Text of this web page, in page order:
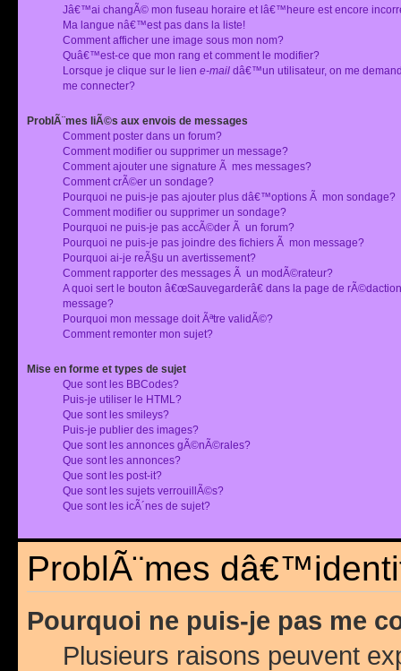
Jâ€™ai changÃ© mon fuseau horaire et lâ€™heure est encore
Ma langue nâ€™est pas dans la liste!
Comment afficher une image sous mon nom?
Quâ€™est-ce que mon rang et comment le modifier?
Lorsque je clique sur le lien e-mail dâ€™un utilisateur, on me
me connecter?
ProblÃ¨mes liÃ©s aux envois de messages
Comment poster dans un forum?
Comment modifier ou supprimer un message?
Comment ajouter une signature Ã mes messages?
Comment crÃ©er un sondage?
Pourquoi ne puis-je pas ajouter plus dâ€™options Ã mon sondage?
Comment modifier ou supprimer un sondage?
Pourquoi ne puis-je pas accÃ©der Ã un forum?
Pourquoi ne puis-je pas joindre des fichiers Ã mon message?
Pourquoi ai-je reÃ§u un avertissement?
Comment rapporter des messages Ã un modÃ©rateur?
A quoi sert le bouton â€œSauvegarderâ€ dans la page de
message?
Pourquoi mon message doit Ãªtre validÃ©?
Comment remonter mon sujet?
Mise en forme et types de sujet
Que sont les BBCodes?
Puis-je utiliser le HTML?
Que sont les smileys?
Puis-je publier des images?
Que sont les annonces gÃ©nÃ©rales?
Que sont les annonces?
Que sont les post-it?
Que sont les sujets verrouillÃ©s?
Que sont les icÃ´nes de sujet?
ProblÃ¨mes
Pourquoi ne puis-je pas me
Plusieurs raisons peuvent